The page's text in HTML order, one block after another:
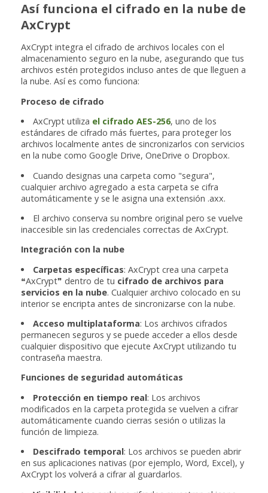
Así funciona el cifrado en la nube de
AxCrypt
AxCrypt integra el cifrado de archivos locales con el
almacenamiento seguro en la nube, asegurando que tus
archivos estén protegidos incluso antes de que lleguen a
la nube. Así es como funciona:
Proceso de cifrado
AxCrypt utiliza el cifrado AES-256, uno de los
estándares de cifrado más fuertes, para proteger los
archivos localmente antes de sincronizarlos con servicios
en la nube como Google Drive, OneDrive o Dropbox.
Cuando designas una carpeta como "segura",
cualquier archivo agregado a esta carpeta se cifra
automáticamente y se le asigna una extensión .axx.
El archivo conserva su nombre original pero se vuelve
inaccesible sin las credenciales correctas de AxCrypt.
Integración con la nube
Carpetas específicas: AxCrypt crea una carpeta
❝AxCrypt❞ dentro de tu cifrado de archivos para
servicios en la nube. Cualquier archivo colocado en su
interior se encripta antes de sincronizarse con la nube.
Acceso multiplataforma: Los archivos cifrados
permanecen seguros y se puede acceder a ellos desde
cualquier dispositivo que ejecute AxCrypt utilizando tu
contraseña maestra.
Funciones de seguridad automáticas
Protección en tiempo real: Los archivos
modificados en la carpeta protegida se vuelven a cifrar
automáticamente cuando cierras sesión o utilizas la
función de limpieza.
Descifrado temporal: Los archivos se pueden abrir
en sus aplicaciones nativas (por ejemplo, Word, Excel), y
AxCrypt los volverá a cifrar al guardarlos.